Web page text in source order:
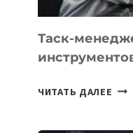
Таск-
ЧИТАТЬ ДАЛЕЕ